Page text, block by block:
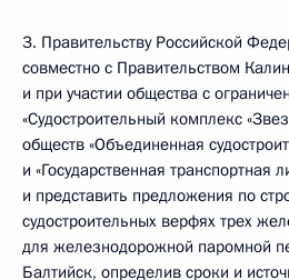
3. Правительству Российской
совместно с Правительством
и при участии общества с
«Судостроительный комплекс
обществ «Объединенная
и «Государственная транспортная
и представить предложения по
судостроительных верфях трех
для железнодорожной паромной
Балтийск, определив сроки и